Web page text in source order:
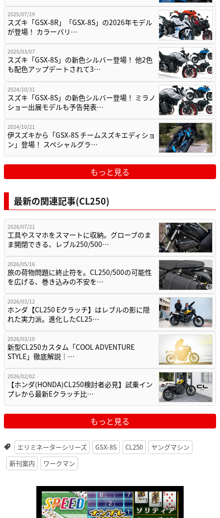
2025/07/19
スズキ「GSX-8R」「GSX-8S」の2026年モデル
が登場！ カラーバリ…
2025/03/07
スズキ「GSX-8S」の新色シルバー登場！ 他2色
も配色アップデートされて3…
2024/10/31
スズキ「GSX-8S」の新色シルバー登場！ ミラノ
ショー出展モデルも予告発表…
2024/10/21
伊スズキから「GSX-8S チームスズキエディショ
ン」登場！ スペシャルグラ…
もっと見る
最新の関連記事(CL250)
2026/07/21
工具やスマホをスマートに収納。グローブのま
ま開閉できる、レブル250/500…
2026/05/16
旅の荷物問題に終止符を。CL250/500の可能性
を広げる、巻き込みの不安を…
2026/03/12
ホンダ【CL250 Eクラッチ】はレブルの影に隠
れた実力派。進化したCL25…
2026/03/10
新型CL250カスタム「COOL ADVENTURE
STYLE」徹底解説｜…
2026/02/02
【ホンダ(HONDA)CL250検討者必見】試乗イン
プレから最新Eクラッチ比…
もっと見る
エリミネーターシリーズ GSX-8S CL250
ヤングマシン
新刊案内
ワークマン